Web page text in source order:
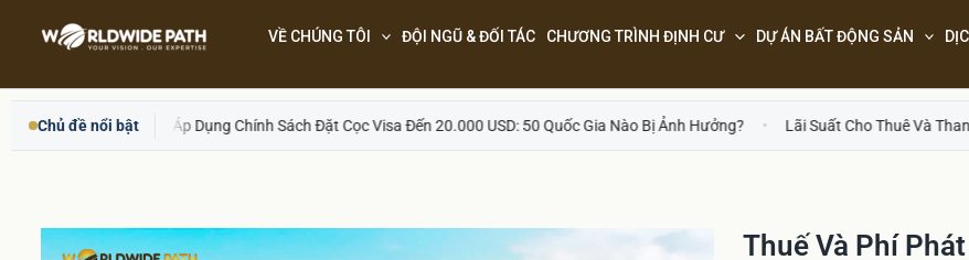
VỀ CHÚNG TÔI ĐỘI NGŨ & ĐỐI TÁC CHƯƠNG TRÌNH ĐỊNH CƯ DỰ ÁN BẤT ĐỘNG SẢN
Chủ đề nổi bật
Mỹ Áp Dụng Chính Sách Đặt Cọc Visa Đến 20.000 USD: 50 Quốc Gia Nào Bị Ảnh Hưởng? Lãi Suất Cho Thuê Và Thanh Khoản Sau 3
Thuế Và Phí